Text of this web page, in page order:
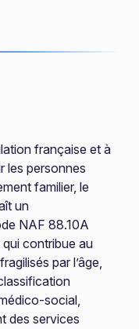
française et à
les personnes
familier, le
un
NAF 88.10A
contribue au
par l’âge,
social,
des services